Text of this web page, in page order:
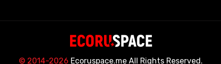
© 2014-2026 Ecoruspace.me All Rights Reserved.